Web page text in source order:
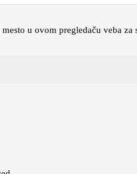
u ovom pregledaču veba za